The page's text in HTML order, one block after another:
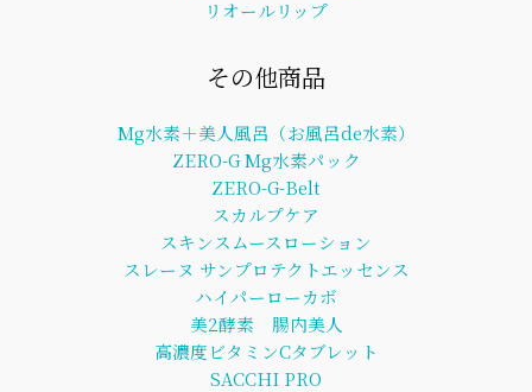
リオールリップ
その他商品
Mg水素＋美人風呂（お風呂de水素）
ZERO-G Mg水素パック
ZERO-G-Belt
スカルプケア
スキンスムースローション
スレーヌ サンプロテクトエッセンス
ハイパーローカボ
美2酵素 腸内美人
高濃度ビタミンCタブレット
SACCHI PRO